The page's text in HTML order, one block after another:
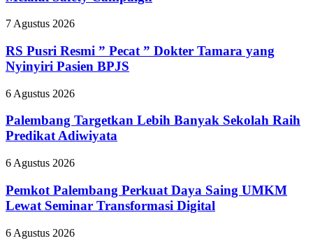
II
Kilang
Plaju
Tanamkan
Budaya
HSSE
Melalui
Safety
Campaign
RS
Resmi
”
Pecat
Dokter
yang
Nyinyiri
BPJS
7 Agustus 2026
RS Pusri Resmi ” Pecat ” Dokter Tamara yang
Nyinyiri Pasien BPJS
Palembang
Lebih
Banyak
Sekolah
Predikat
6 Agustus 2026
Palembang Targetkan Lebih Banyak Sekolah Raih
Predikat Adiwiyata
Pemkot
Perkuat
Daya
Saing
Lewat
6 Agustus 2026
Pemkot Palembang Perkuat Daya Saing UMKM
Lewat Seminar Transformasi Digital
Bupati
6 Agustus 2026